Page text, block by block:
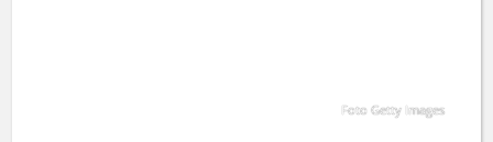
Foto Getty Images